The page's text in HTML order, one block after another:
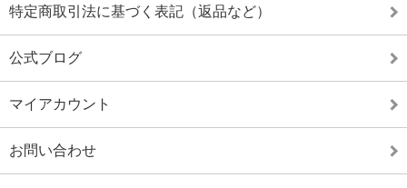
特定商取引法に基づく表記（返品など）
公式ブログ
マイアカウント
お問い合わせ